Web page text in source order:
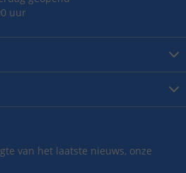
uur
van het laatste nieuws, onze